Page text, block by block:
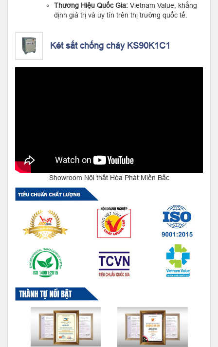
Thương Hiệu Quốc Gia: Vietnam Value, khẳng
định giá trị và uy tín trên thị trường quốc tế.
Két sắt chống cháy KS90K1C1
Showroom Nội thất Hòa Phát Miền Bắc